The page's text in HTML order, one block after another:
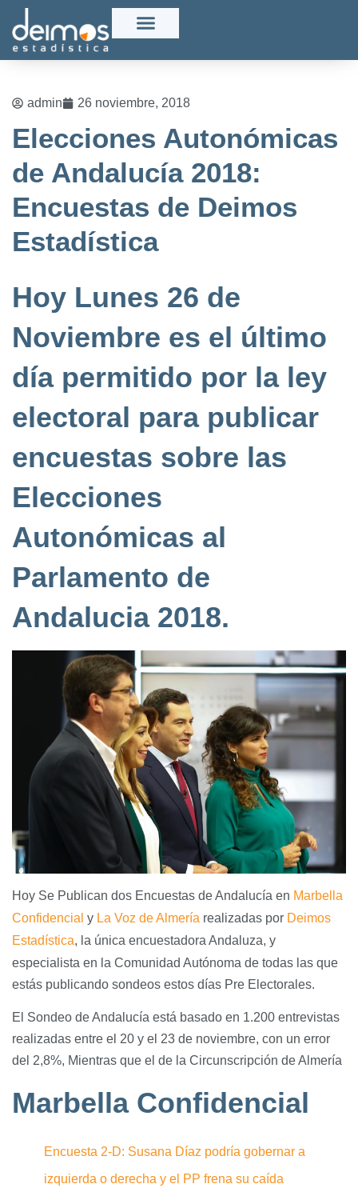
admin 26 noviembre, 2018
Elecciones Autonómicas
de Andalucía 2018:
Encuestas de Deimos
Estadística
Hoy Lunes 26 de
Noviembre es el último
día permitido por la ley
electoral para publicar
encuestas sobre las
Elecciones
Autonómicas al
Parlamento de
Andalucia 2018.
Hoy Se Publican dos Encuestas de Andalucía en Marbella
Confidencial y La Voz de Almería realizadas por Deimos
Estadística, la única encuestadora Andaluza, y
especialista en la Comunidad Autónoma de todas las que
estás publicando sondeos estos días Pre Electorales.
El Sondeo de Andalucía está basado en 1.200 entrevistas
realizadas entre el 20 y el 23 de noviembre, con un error
del 2,8%, Mientras que el de la Circunscripción de Almería
Marbella Confidencial
Encuesta 2-D: Susana Díaz podría gobernar a
izquierda o derecha y el PP frena su caída